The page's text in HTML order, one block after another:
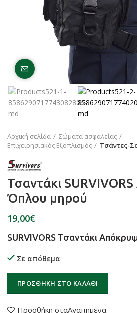
Click to enlarge
Αρχική σελίδα
Σώματα ασφαλείας
Επιχειρησιακός Εξοπλισμός
Τσάντες-
Τσαντάκι
Όπλου μηρού
€
SURVIVORS Τσαντάκι
Σε απόθεμα
ΠΡΟΣΘΉΚΗ ΣΤΟ ΚΑΛΆΘΙ
Προσθήκη σταΑγαπημένα